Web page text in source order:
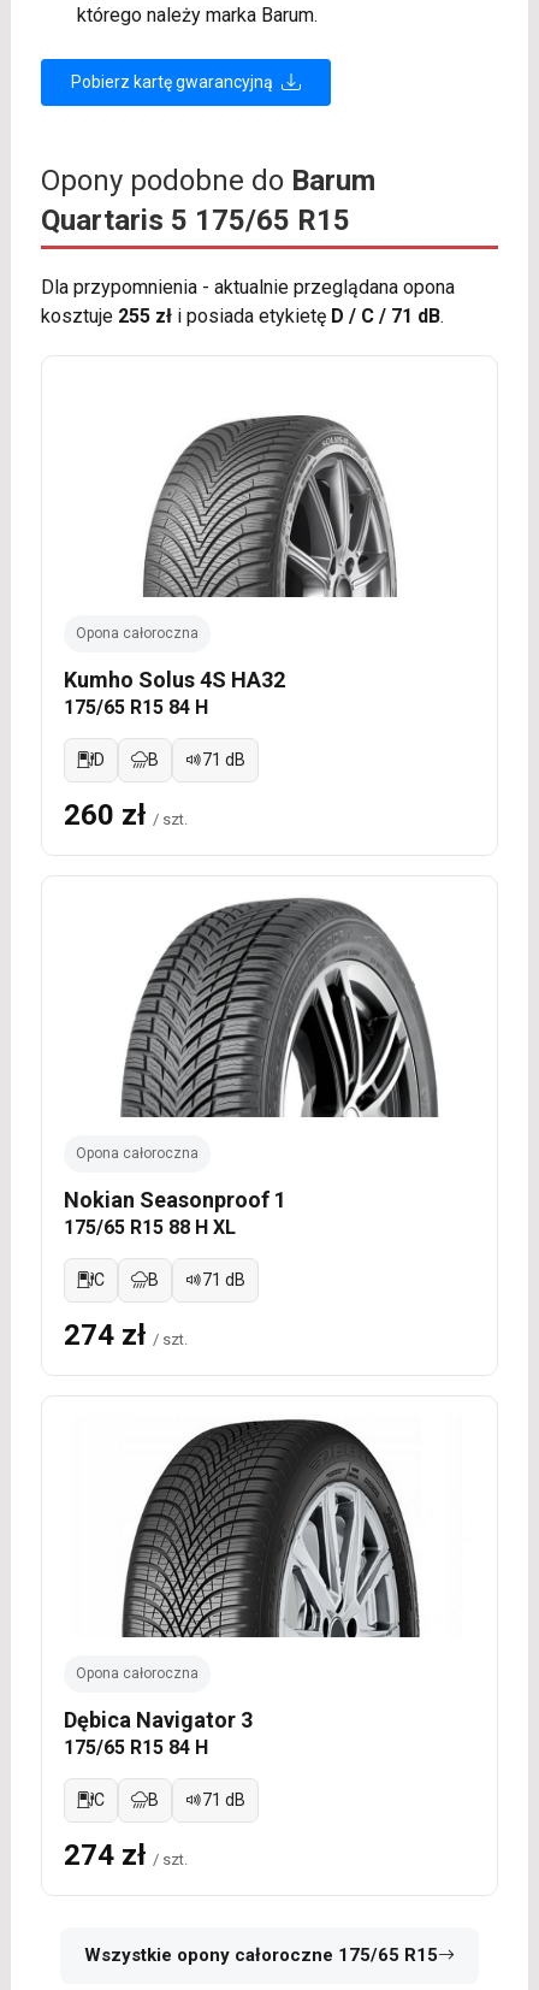
którego należy marka Barum.
Pobierz kartę gwarancyjną
Opony podobne do Barum
Quartaris 5 175/65 R15
Dla przypomnienia - aktualnie przeglądana opona
kosztuje 255 złi posiada etykietę D / C / 71 dB.
Opona całoroczna
Kumho Solus 4S HA32
175/65 R15 84 H
D B 71 dB
260 zł / szt.
Opona całoroczna
Nokian Seasonproof 1
175/65 R15 88 H XL
C B 71 dB
274 zł / szt.
Opona całoroczna
Dębica Navigator 3
175/65 R15 84 H
C B 71 dB
274 zł / szt.
Wszystkie opony całoroczne 175/65 R15